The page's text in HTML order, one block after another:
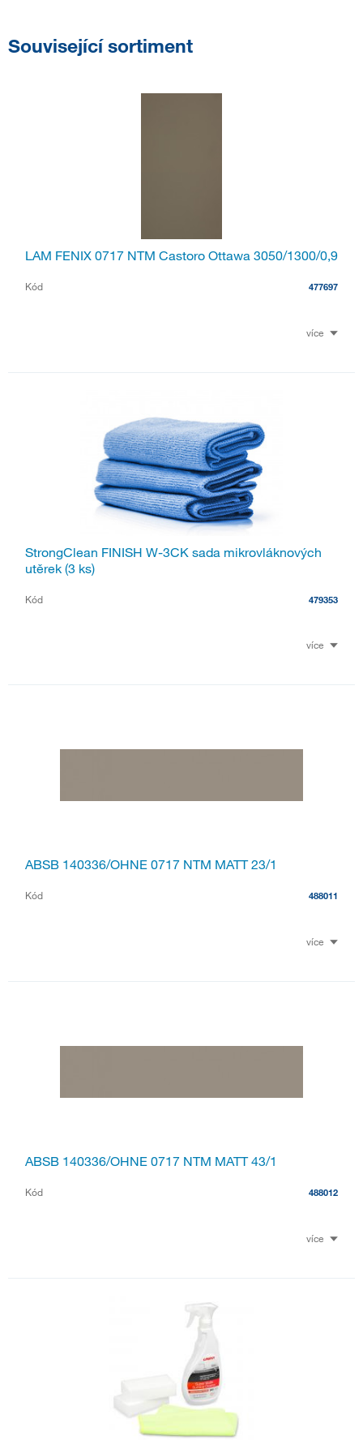
Související sortiment
LAM FENIX 0717 NTM Castoro Ottawa 3050/1300/0,9
Kód 477697
více
StrongClean FINISH W-3CK sada mikrovláknových
utěrek (3 ks)
Kód 479353
více
ABSB 140336/OHNE 0717 NTM MATT 23/1
Kód 488011
více
ABSB 140336/OHNE 0717 NTM MATT 43/1
Kód 488012
více